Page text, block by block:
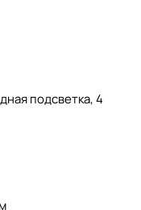
подсветка, 4